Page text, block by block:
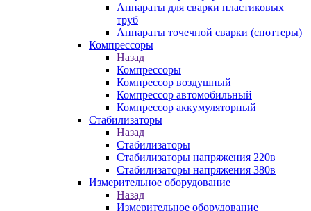
Аппараты для сварки пластиковых
труб
Аппараты точечной сварки (споттеры)
Компрессоры
Назад
Компрессоры
Компрессор воздушный
Компрессор автомобильный
Компрессор аккумуляторный
Стабилизаторы
Назад
Стабилизаторы
Стабилизаторы напряжения 220в
Стабилизаторы напряжения 380в
Измерительное оборудование
Назад
Измерительное оборудование